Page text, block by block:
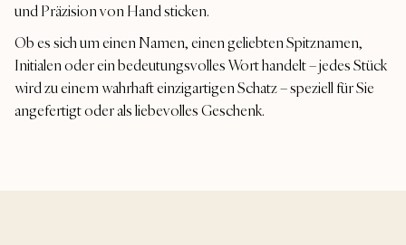
und Präzision von Hand sticken.
Ob es sich um einen Namen, einen geliebten Spitznamen,
Initialen oder ein bedeutungsvolles Wort handelt – jedes Stück
wird zu einem wahrhaft einzigartigen Schatz – speziell für Sie
angefertigt oder als liebevolles Geschenk.